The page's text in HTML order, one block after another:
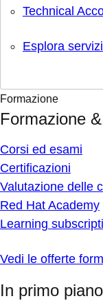
Technical
Esplora
Formazione
Formazione
Corsi ed esami
Certificazioni
Valutazione delle
Red Hat Academy
Learning
Vedi le offerte
In primo piano